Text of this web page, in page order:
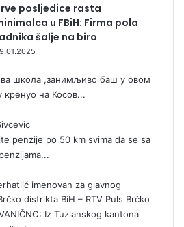
posljedice rasta
u FBiH: Firma pola
šalje na biro
школа ,занимљиво баш у овом
кренуо на Косов...
penzije po 50 km svima da se sa
imenovan za glavnog
distrikta BiH – RTV Puls Brčko
Iz Tuzlanskog kantona